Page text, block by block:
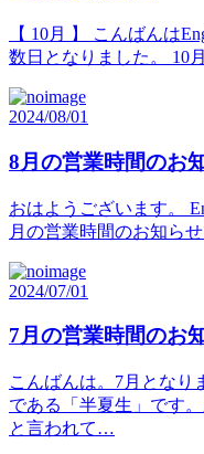
【 10月 】 こんばんは
数日となりました。 10
2024/08/01
8月の営業時間のお
おはようございます。
月の営業時間のお知ら
2024/07/01
7月の営業時間のお
こんばんは。7月となり
である「半夏生」です
と言われて…